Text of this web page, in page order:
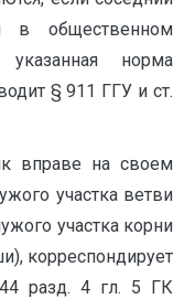
в общественном
норма
§ 911 ГГУ и ст.
вправе на своем
участка ветви
участка корни
корреспондирует
разд. 4 гл. 5 ГК